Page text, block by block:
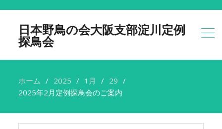
日本野鳥の会大阪支部淀川定例
探鳥会
ホーム 2025 1月
29
2025年2月定例探鳥会のご案内